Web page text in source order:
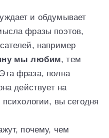
и обдумывает
фразы поэтов,
например
мы любим, тем
фраза, полна
действует на
психологии, вы сегодня
почему, чем